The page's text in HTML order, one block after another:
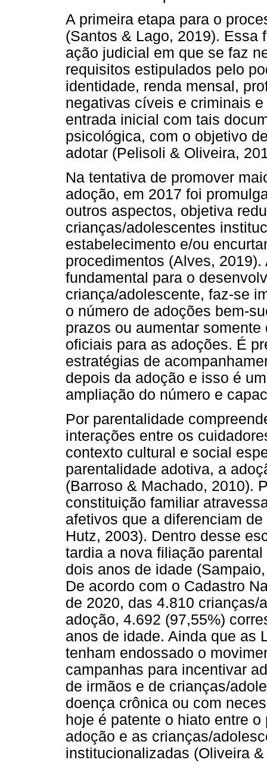
A primeira etapa para o
(Santos & Lago, 2019). Essa
ação judicial em que se faz
requisitos estipulados pelo
identidade, renda mensal,
negativas cíveis e criminais
entrada inicial com tais
psicológica, com o objetivo
adotar (Pelisoli & Oliveira,
Na tentativa de promover
adoção, em 2017 foi
outros aspectos, objetiva
crianças/adolescentes
estabelecimento e/ou
procedimentos (Alves,
fundamental para o
criança/adolescente, faz-se
o número de adoções bem-
prazos ou aumentar
oficiais para as adoções. É
estratégias de
depois da adoção e isso é
ampliação do número e
Por parentalidade
interações entre os
contexto cultural e social
parentalidade adotiva, a
(Barroso & Machado, 2010).
constituição familiar
afetivos que a diferenciam
Hutz, 2003). Dentro desse
tardia a nova filiação
dois anos de idade
De acordo com o Cadastro
de 2020, das 4.810
adoção, 4.692 (97,55%)
anos de idade. Ainda que as
tenham endossado o
campanhas para incentivar
de irmãos e de crianças/
doença crônica ou com
hoje é patente o hiato entre
adoção e as crianças/
institucionalizadas (Oliveira